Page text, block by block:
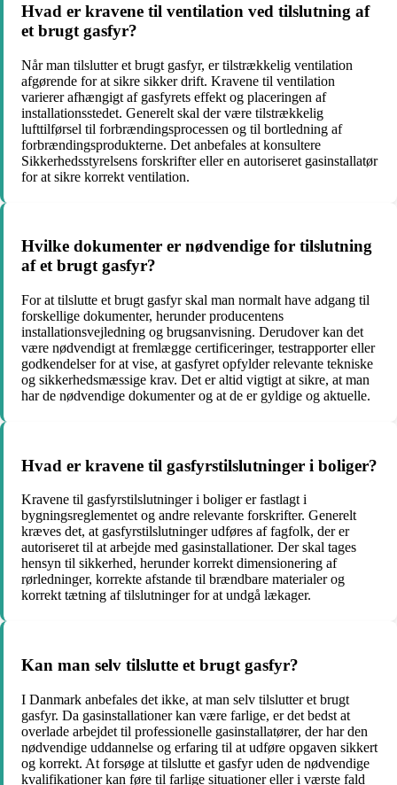
Hvad er kravene til ventilation ved tilslutning af
et brugt gasfyr?
Når man tilslutter et brugt gasfyr, er tilstrækkelig ventilation
afgørende for at sikre sikker drift. Kravene til ventilation
varierer afhængigt af gasfyrets effekt og placeringen af
installationsstedet. Generelt skal der være tilstrækkelig
lufttilførsel til forbrændingsprocessen og til bortledning af
forbrændingsprodukterne. Det anbefales at konsultere
Sikkerhedsstyrelsens forskrifter eller en autoriseret gasinstallatør
for at sikre korrekt ventilation.
Hvilke dokumenter er nødvendige for tilslutning
af et brugt gasfyr?
For at tilslutte et brugt gasfyr skal man normalt have adgang til
forskellige dokumenter, herunder producentens
installationsvejledning og brugsanvisning. Derudover kan det
være nødvendigt at fremlægge certificeringer, testrapporter eller
godkendelser for at vise, at gasfyret opfylder relevante tekniske
og sikkerhedsmæssige krav. Det er altid vigtigt at sikre, at man
har de nødvendige dokumenter og at de er gyldige og aktuelle.
Hvad er kravene til gasfyrstilslutninger i boliger?
Kravene til gasfyrstilslutninger i boliger er fastlagt i
bygningsreglementet og andre relevante forskrifter. Generelt
kræves det, at gasfyrstilslutninger udføres af fagfolk, der er
autoriseret til at arbejde med gasinstallationer. Der skal tages
hensyn til sikkerhed, herunder korrekt dimensionering af
rørledninger, korrekte afstande til brændbare materialer og
korrekt tætning af tilslutninger for at undgå lækager.
Kan man selv tilslutte et brugt gasfyr?
I Danmark anbefales det ikke, at man selv tilslutter et brugt
gasfyr. Da gasinstallationer kan være farlige, er det bedst at
overlade arbejdet til professionelle gasinstallatører, der har den
nødvendige uddannelse og erfaring til at udføre opgaven sikkert
og korrekt. At forsøge at tilslutte et gasfyr uden de nødvendige
kvalifikationer kan føre til farlige situationer eller i værste fald